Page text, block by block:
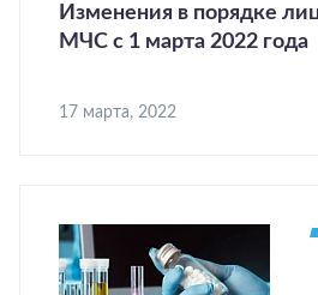
Изменения в порядке
МЧС c 1 марта 2022 года
17 марта, 2022